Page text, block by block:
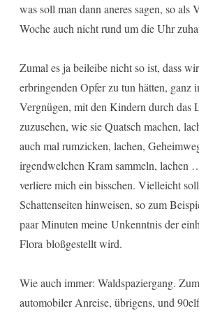
was soll man dann aneres sagen, so als
Woche auch nicht rund um die Uhr
Zumal es ja beileibe nicht so ist, dass
erbringenden Opfer zu tun hätten, ganz
Vergnügen, mit den Kindern durch das
zuzusehen, wie sie Quatsch machen,
auch mal rumzicken, lachen,
irgendwelchen Kram sammeln, lachen
verliere mich ein bisschen. Vielleicht
Schattenseiten hinweisen, so zum
paar Minuten meine Unkenntnis der
Flora bloßgestellt wird.
Wie auch immer: Waldspaziergang.
automobiler Anreise, übrigens, und